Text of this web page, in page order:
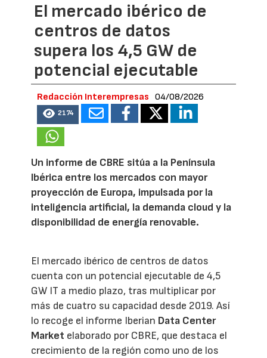
El mercado ibérico de
centros de datos
supera los 4,5 GW de
potencial ejecutable
Redacción Interempresas 04/08/2026
2174
Un informe de CBRE sitúa a la Península
Ibérica entre los mercados con mayor
proyección de Europa, impulsada por la
inteligencia artificial, la demanda cloud y la
disponibilidad de energía renovable.
El mercado ibérico de centros de datos
cuenta con un potencial ejecutable de 4,5
GW IT a medio plazo, tras multiplicar por
más de cuatro su capacidad desde 2019. Así
lo recoge el informe Iberian Data Center
Market elaborado por CBRE, que destaca el
crecimiento de la región como uno de los